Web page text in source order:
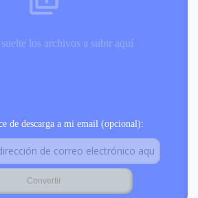
los archivos a subir aquí
de descarga a mi email (opcional):